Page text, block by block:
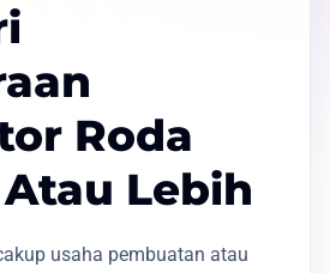
Roda
Lebih
usaha pembuatan atau